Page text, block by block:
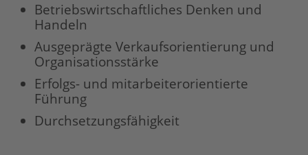
Betriebswirtschaftliches Denken und
Handeln
Ausgeprägte Verkaufsorientierung und
Organisationsstärke
Erfolgs- und mitarbeiterorientierte
Führung
Durchsetzungsfähigkeit